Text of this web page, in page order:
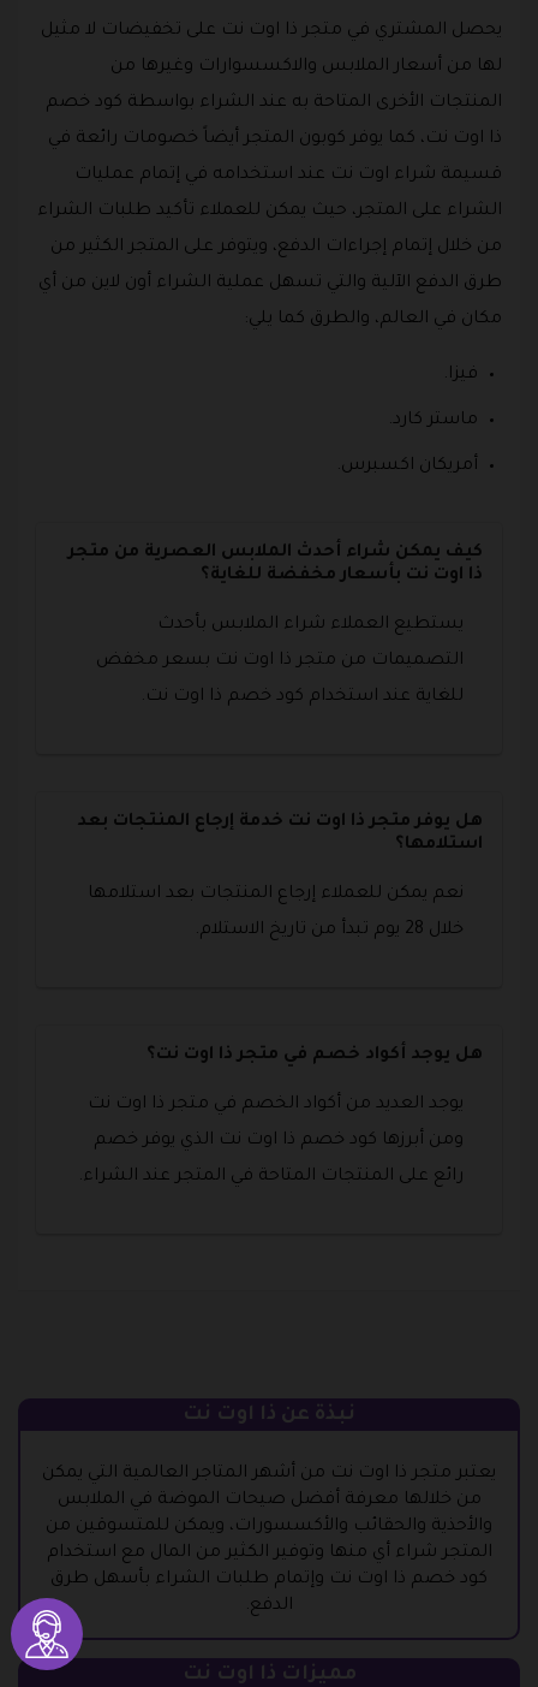
يحصل المشتري في متجر ذا اوت نت على تخفيضات لا مثيل
لها من أسعار الملابس والاكسسوارات وغيرها من
المنتجات الأخرى المتاحة به عند الشراء بواسطة كود خصم
ذا اوت نت، كما يوفر كوبون المتجر أيضاً خصومات رائعة في
قسيمة شراء اوت نت عند استخدامه في إتمام عمليات
الشراء على المتجر، حيث يمكن للعملاء تأكيد طلبات الشراء
من خلال إتمام إجراءات الدفع، ويتوفر على المتجر الكثير من
طرق الدفع الآلية والتي تسهل عملية الشراء أون لاين من أي
مكان في العالم، والطرق كما يلي:
فيزا.
ماستر كارد.
أمريكان اكسبرس.
كيف يمكن شراء أحدث الملابس العصرية من متجر
ذا اوت نت بأسعار مخفضة للغاية؟
يستطيع العملاء شراء الملابس بأحدث
التصميمات من متجر ذا اوت نت بسعر مخفض
للغاية عند استخدام كود خصم ذا اوت نت.
هل يوفر متجر ذا اوت نت خدمة إرجاع المنتجات بعد
استلامها؟
نعم يمكن للعملاء إرجاع المنتجات بعد استلامها
خلال 28 يوم تبدأ من تاريخ الاستلام.
هل يوجد أكواد خصم في متجر ذا اوت نت؟
يوجد العديد من أكواد الخصم في متجر ذا اوت نت
ومن أبرزها كود خصم ذا اوت نت الذي يوفر خصم
رائع على المنتجات المتاحة في المتجر عند الشراء.
نبذة عن ذا اوت نت
يعتبر متجر ذا اوت نت من أشهر المتاجر العالمية التي يمكن
من خلالها معرفة أفضل صيحات الموضة في الملابس
والأحذية والحقائب والأكسسورات، ويمكن للمتسوقين من
المتجر شراء أي منها وتوفير الكثير من المال مع استخدام
كود خصم ذا اوت نت وإتمام طلبات الشراء بأسهل طرق
الدفع.
مميزات ذا اوت نت